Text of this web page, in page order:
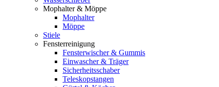
Mophalter & Möppe
Mophalter
Möppe
Stiele
Fensterreinigung
Fensterwischer & Gummis
Einwascher & Träger
Sicherheitsschaber
Teleskopstangen